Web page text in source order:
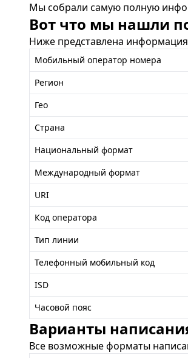
Мы собрали самую полную
Вот что мы нашли
Ниже представлена
Мобильный оператор номера
Регион
Гео
Страна
Национальный формат
Международный формат
URI
Код оператора
Тип линии
Телефонный мобильный код
ISD
Часовой пояс
Варианты
Все возможные форматы